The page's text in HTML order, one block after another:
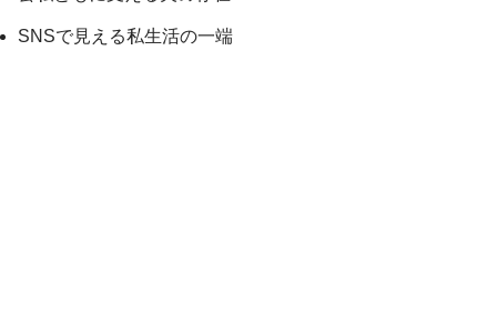
SNSで見える私生活の一端